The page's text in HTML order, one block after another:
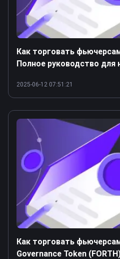
Как торговать
Полное руководство для
2025-06-12 07:51:21
Как торговать
Governance Token